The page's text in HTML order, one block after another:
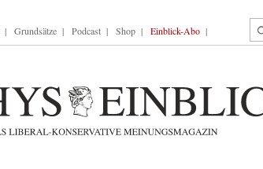
Grundsätze Podcast Shop Einblick-Abo